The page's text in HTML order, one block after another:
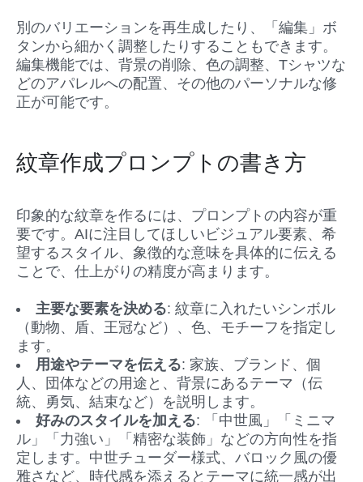
別のバリエーションを再生成したり、「編集」ボ
タンから細かく調整したりすることもできます。
編集機能では、背景の削除、色の調整、Tシャツな
どのアパレルへの配置、その他のパーソナルな修
正が可能です。
紋章作成プロンプトの書き方
印象的な紋章を作るには、プロンプトの内容が重
要です。AIに注目してほしいビジュアル要素、希
望するスタイル、象徴的な意味を具体的に伝える
ことで、仕上がりの精度が高まります。
主要な要素を決める: 紋章に入れたいシンボル
（動物、盾、王冠など）、色、モチーフを指定し
ます。
用途やテーマを伝える: 家族、ブランド、個
人、団体などの用途と、背景にあるテーマ（伝
統、勇気、結束など）を説明します。
好みのスタイルを加える: 「中世風」「ミニマ
ル」「力強い」「精密な装飾」などの方向性を指
定します。中世チューダー様式、バロック風の優
雅さなど、時代感を添えるとテーマに統一感が出